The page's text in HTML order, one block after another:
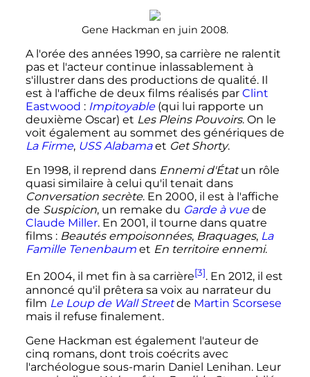
Gene Hackman en juin 2008.
A l'orée des années 1990, sa carrière ne ralentit
pas et l'acteur continue inlassablement à
s'illustrer dans des productions de qualité. Il
est à l'affiche de deux films réalisés par Clint
Eastwood : Impitoyable(qui lui rapporte un
deuxième Oscar) et Les Pleins Pouvoirs. On le
voit également au sommet des génériques de
La Firme, USS Alabamaet Get Shorty.
En 1998, il reprend dans Ennemi d'Étatun rôle
quasi similaire à celui qu'il tenait dans
Conversation secrète. En 2000, il est à l'affiche
de Suspicion, un remake du Garde à vuede
Claude Miller. En 2001, il tourne dans quatre
films : Beautés empoisonnées, Braquages, La
Famille Tenenbaumet En territoire ennemi.
En 2004, il met fin à sa carrière[3]. En 2012, il est
annoncé qu'il prêtera sa voix au narrateur du
film Le Loup de Wall Streetde Martin Scorsese
mais il refuse finalement.
Gene Hackman est également l'auteur de
cinq romans, dont trois coécrits avec
l'archéologue sous-marin Daniel Lenihan. Leur